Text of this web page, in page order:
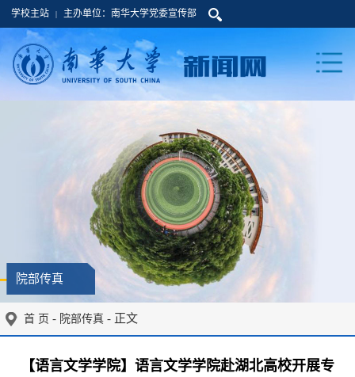
学校主站 | 主办单位：南华大学党委宣传部
院部传真
首 页 - 院部传真 - 正文
【语言文学学院】语言文学学院赴湖北高校开展专